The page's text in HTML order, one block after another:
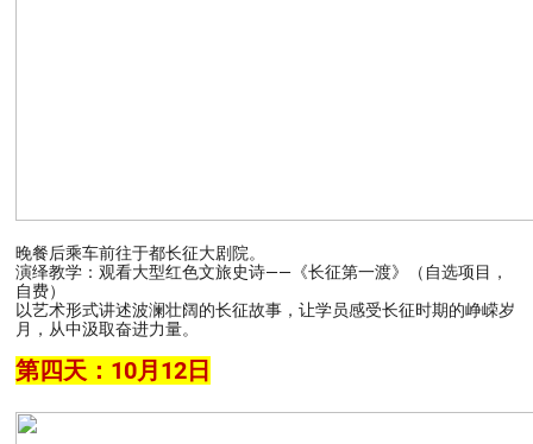
晚餐后乘车前往于都长征大剧院。
演绎教学：观看大型红色文旅史诗——《长征第一渡》（自选项目，
自费）
以艺术形式讲述波澜壮阔的长征故事，让学员感受长征时期的峥嵘岁
月，从中汲取奋进力量。
第四天：10月12日